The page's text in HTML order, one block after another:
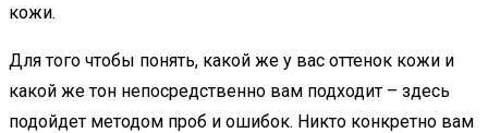
кожи.
Для того чтобы понять, какой же у вас оттенок кожи и
какой же тон непосредственно вам подходит – здесь
подойдет методом проб и ошибок. Никто конкретно вам